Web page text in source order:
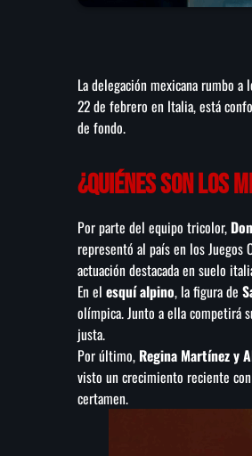
La delegación mexicana rumbo a
22 de febrero en Italia, está
de fondo.
¿Quiénes son los
Por parte del equipo tricolor,
representó al país en los
actuación destacada en suelo
En el esquí alpino, la figura de
olímpica. Junto a ella competirá
justa.
Por último, Regina Martínez y
visto un crecimiento reciente
certamen.